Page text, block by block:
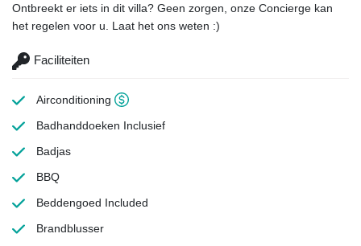
Ontbreekt er iets in dit villa? Geen zorgen, onze Concierge kan
het regelen voor u. Laat het ons weten :)
Faciliteiten
Airconditioning
Badhanddoeken Inclusief
Badjas
BBQ
Beddengoed Included
Brandblusser